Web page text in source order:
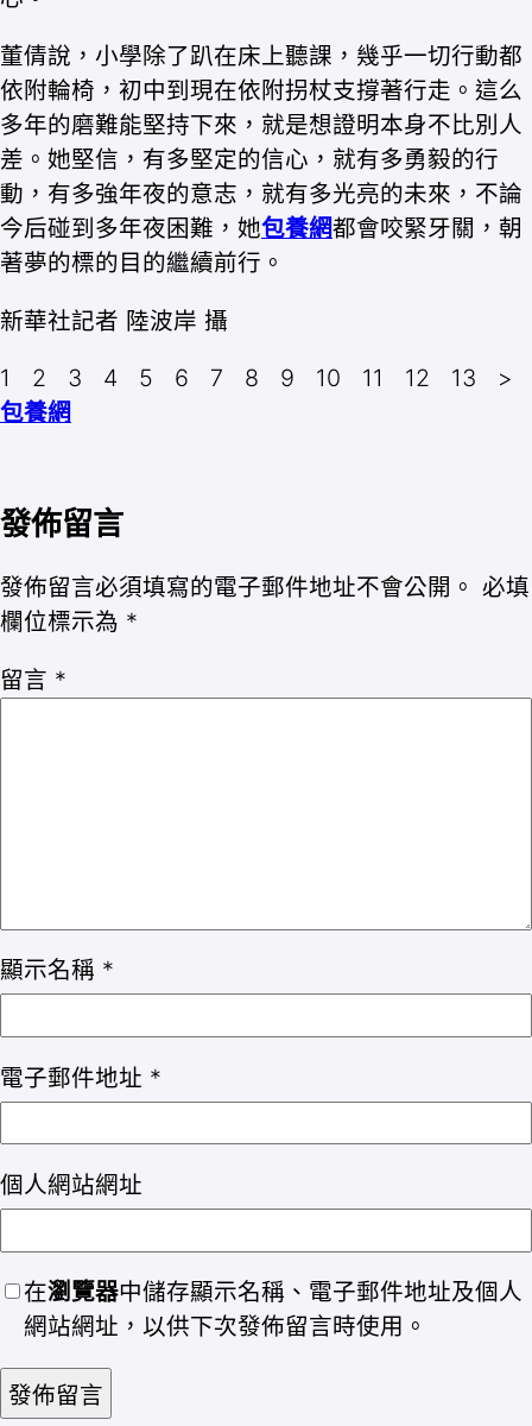
董倩說，小學除了趴在床上聽課，幾乎一切行動都
依附輪椅，初中到現在依附拐杖支撐著行走。這么
多年的磨難能堅持下來，就是想證明本身不比別人
差。她堅信，有多堅定的信心，就有多勇毅的行
動，有多強年夜的意志，就有多光亮的未來，不論
今后碰到多年夜困難，她包養網都會咬緊牙關，朝
著夢的標的目的繼續前行。
新華社記者 陸波岸 攝
1 2 3 4 5 6 7 8 9 10 11 12 13 >
包養網
發佈留言
發佈留言必須填寫的電子郵件地址不會公開。 必填
欄位標示為 *
留言 *
顯示名稱 *
電子郵件地址 *
個人網站網址
在瀏覽器中儲存顯示名稱、電子郵件地址及個人
網站網址，以供下次發佈留言時使用。